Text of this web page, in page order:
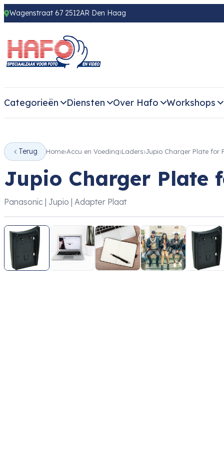
Wagenstraat 67 2512AR Den Haag
Categorieën Diensten Over Hafo Workshops
Terug Home Accu en Voeding Laders Jupio Charger Plate for
Jupio Charger Plate
Panasonic | Jupio | Adapter Plaat
‹